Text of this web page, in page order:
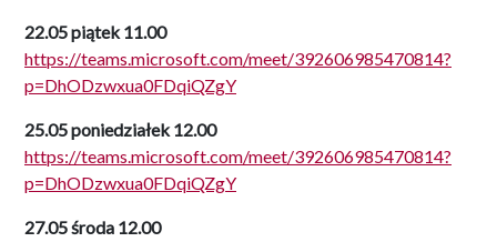
22.05 piątek 11.00
https://teams.microsoft.com/meet/392606985470814?
p=DhODzwxua0FDqiQZgY
25.05 poniedziałek 12.00
https://teams.microsoft.com/meet/392606985470814?
p=DhODzwxua0FDqiQZgY
27.05 środa 12.00